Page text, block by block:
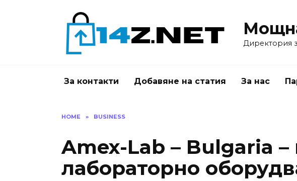
Директория
За контакти Добавяне на статия За нас
HOME » BUSINESS
Amex-Lab – Bulgaria –
лабораторно